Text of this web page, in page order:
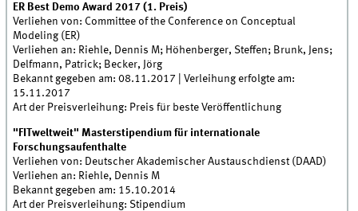
ER Best Demo Award 2017 (1. Preis)
Verliehen von: Committee of the Conference on Conceptual
Modeling (ER)
Verliehen an: Riehle, Dennis M; Höhenberger, Steffen; Brunk, Jens;
Delfmann, Patrick; Becker, Jörg
Bekannt gegeben am: 08.11.2017 | Verleihung erfolgte am:
15.11.2017
Art der Preisverleihung: Preis für beste Veröffentlichung
"FITweltweit" Masterstipendium für internationale
Forschungsaufenthalte
Verliehen von: Deutscher Akademischer Austauschdienst (DAAD)
Verliehen an: Riehle, Dennis M
Bekannt gegeben am: 15.10.2014
Art der Preisverleihung: Stipendium